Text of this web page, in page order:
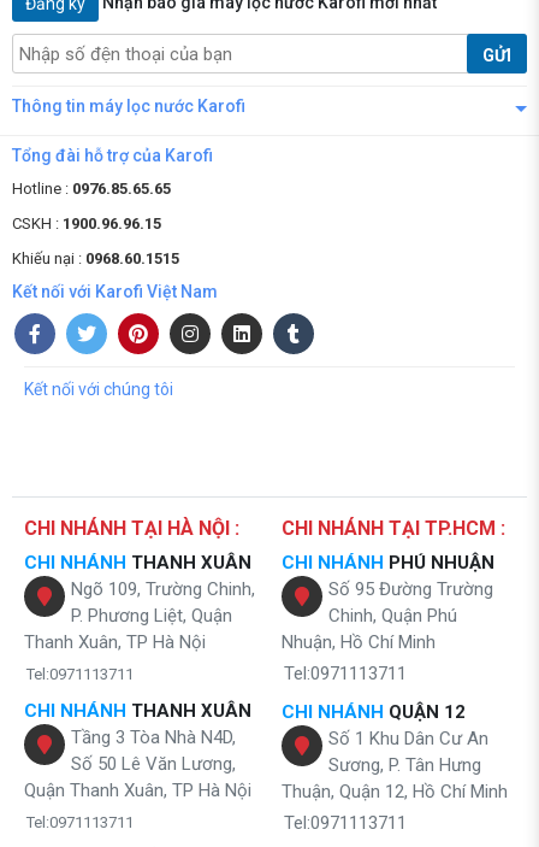
Đăng ký
GỬI
Thông tin máy lọc nước Karofi
Tổng đài hỗ trợ của Karofi
Hotline : 0976.85.65.65
CSKH : 1900.96.96.15
Khiếu nại : 0968.60.1515
Kết nối với Karofi Việt Nam
Kết nối với chúng tôi
CHI NHÁNH TẠI HÀ NỘI :
CHI NHÁNH THANH XUÂN
Ngõ 109, Trường Chinh,
P. Phương Liệt, Quận
Thanh Xuân, TP Hà Nội
Tel:0971113711
CHI NHÁNH THANH XUÂN
Tầng 3 Tòa Nhà N4D,
Số 50 Lê Văn Lương,
Quận Thanh Xuân, TP Hà Nội
Tel:0971113711
CHI NHÁNH TẠI TP.HCM :
CHI NHÁNH PHÚ NHUẬN
Số 95 Đường Trường
Chinh, Quận Phú
Nhuận, Hồ Chí Minh
Tel:0971113711
CHI NHÁNH QUẬN 12
Số 1 Khu Dân Cư An
Sương, P. Tân Hưng
Thuận, Quận 12, Hồ Chí Minh
Tel:0971113711